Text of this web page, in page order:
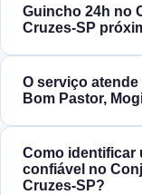
Guincho 24h no
Cruzes‑SP
O serviço
Bom Pastor,
Como identificar
confiável no
Cruzes‑SP?